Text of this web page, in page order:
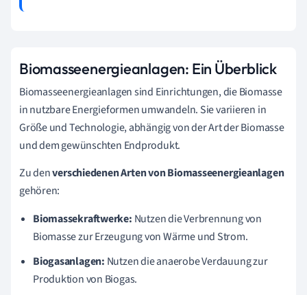
Biomasseenergieanlagen: Ein Überblick
Biomasseenergieanlagen sind Einrichtungen, die Biomasse
in nutzbare Energieformen umwandeln. Sie variieren in
Größe und Technologie, abhängig von der Art der Biomasse
und dem gewünschten Endprodukt.
Zu denverschiedenen Arten von Biomasseenergieanlagen
gehören:
Biomassekraftwerke: Nutzen die Verbrennung von
Biomasse zur Erzeugung von Wärme und Strom.
Biogasanlagen: Nutzen die anaerobe Verdauung zur
Produktion von Biogas.